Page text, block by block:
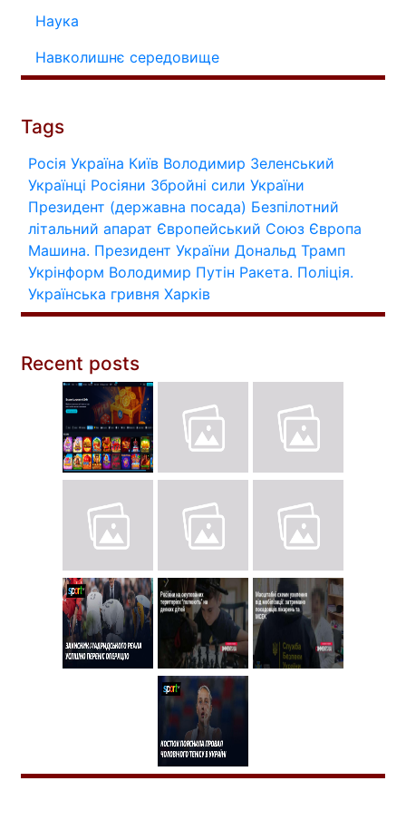
Наука
Навколишнє середовище
Tags
Росія Україна Київ Володимир Зеленський
Українці Росіяни Збройні сили України
Президент (державна посада) Безпілотний
літальний апарат Європейський Союз Європа
Машина. Президент України Дональд Трамп
Укрінформ Володимир Путін Ракета. Поліція.
Українська гривня Харків
Recent posts